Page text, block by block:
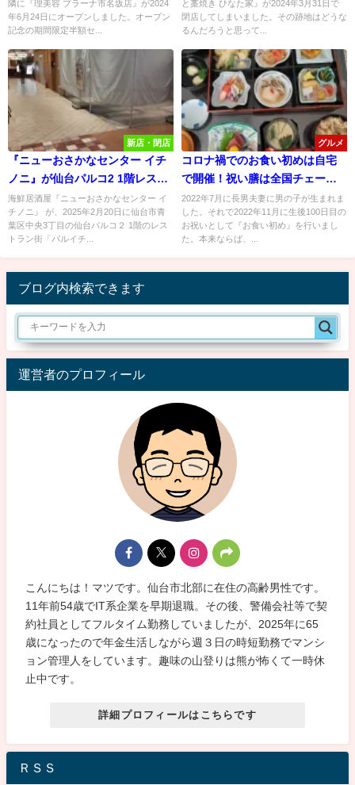
る！
隣に『理美容 プラーナ市名坂店』が2024
年6月24日にオープンしました。オープン
記念の期間限定半額セ...
と藁焼き ひなた家』が2024年3月31日で
閉店してしまいました。その跡地はどうな
るんだろうと思って...
新店・閉店
『ニューおさかなセンター イチ
ノニ』が仙台パルコ2 1階レスト
ラン街パルイチに2月20日オープ
ン予定！
海鮮居酒屋『ニューおさかなセンター イ
チノニ』 が、2025年2月20日に仙台市青
葉区中央3丁目の仙台パルコ２ 1階のレス
トラン街「パルイチ...
グルメ
コロナ禍でのお食い初めは自宅
で開催！祝い膳は全国チェーン
の『仕出し割烹しげよし』を利
用してみた！
2022年7月に長男夫妻に男の子が生まれま
した。それで2022年11月に生後100日目の
お祝いとして『お食い初め』を行いまし
た。本来ならば、...
ブログ内検索できます
運営者のプロフィール
こんにちは！マツです。仙台市北部に在住の高齢男性です。
11年前54歳でIT系企業を早期退職。その後、警備会社等で契
約社員としてフルタイム勤務していましたが、2025年に65
歳になったので年金生活しながら週３日の時短勤務でマンシ
ョン管理人をしています。趣味の山登りは熊が怖くて一時休
止中です。
詳細プロフィールはこちらです
ＲＳＳ